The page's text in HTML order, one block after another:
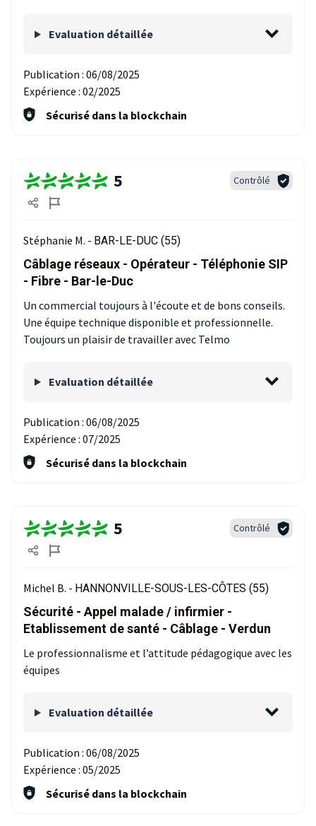
Evaluation détaillée
Publication : 06/08/2025
Expérience : 02/2025
Sécurisé dans la blockchain
5 Contrôlé
Stéphanie M. - BAR-LE-DUC (55)
Câblage réseaux - Opérateur - Téléphonie SIP
- Fibre - Bar-le-Duc
Un commercial toujours à l'écoute et de bons conseils.
Une équipe technique disponible et professionnelle.
Toujours un plaisir de travailler avec Telmo
Evaluation détaillée
Publication : 06/08/2025
Expérience : 07/2025
Sécurisé dans la blockchain
5 Contrôlé
Michel B. - HANNONVILLE-SOUS-LES-CÔTES (55)
Sécurité - Appel malade / infirmier -
Etablissement de santé - Câblage - Verdun
Le professionnalisme et l’attitude pédagogique avec les
équipes
Evaluation détaillée
Publication : 06/08/2025
Expérience : 05/2025
Sécurisé dans la blockchain